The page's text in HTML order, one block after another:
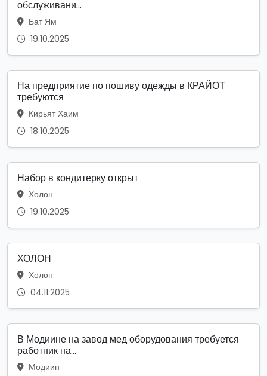
обслуживани...
Бат Ям
19.10.2025
На предприятие по пошиву одежды в КРАЙОТ
требуются
Кирьят Хаим
18.10.2025
Набор в кондитерку открыт
Холон
19.10.2025
ХОЛОН
Холон
04.11.2025
В Модиине на завод мед оборудования требуется
работник на...
Модиин